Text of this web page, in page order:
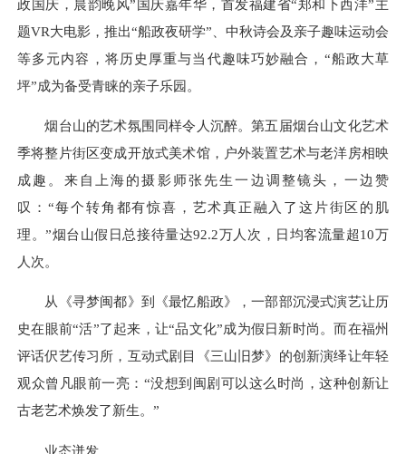
政国庆，晨韵晚风”国庆嘉年华，首发福建省“郑和下西洋”主
题VR大电影，推出“船政夜研学”、中秋诗会及亲子趣味运动会
等多元内容，将历史厚重与当代趣味巧妙融合，“船政大草
坪”成为备受青睐的亲子乐园。
烟台山的艺术氛围同样令人沉醉。第五届烟台山文化艺术
季将整片街区变成开放式美术馆，户外装置艺术与老洋房相映
成趣。来自上海的摄影师张先生一边调整镜头，一边赞
叹：“每个转角都有惊喜，艺术真正融入了这片街区的肌
理。”烟台山假日总接待量达92.2万人次，日均客流量超10万
人次。
从《寻梦闽都》到《最忆船政》，一部部沉浸式演艺让历
史在眼前“活”了起来，让“品文化”成为假日新时尚。而在福州
评话伬艺传习所，互动式剧目《三山旧梦》的创新演绎让年轻
观众曾凡眼前一亮：“没想到闽剧可以这么时尚，这种创新让
古老艺术焕发了新生。”
业态迸发